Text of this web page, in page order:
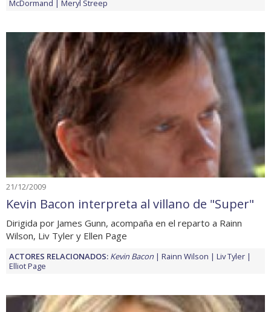
McDormand Meryl Streep
21/12/2009
Kevin Bacon interpreta al villano de "Super"
Dirigida por James Gunn, acompaña en el reparto a Rainn
Wilson, Liv Tyler y Ellen Page
ACTORES RELACIONADOS: Kevin Bacon Rainn Wilson
Liv Tyler
Elliot Page